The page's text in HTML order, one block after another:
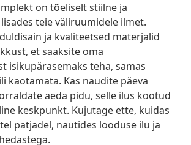
on tõeliselt stiilne ja
teie väliruumidele ilmet.
ja kvaliteetsed materjalid
et saaksite oma
isikupärasemaks teha, samas
kaotamata. Kas naudite päeva
aeda pidu, selle ilus kootud
keskpunkt. Kujutage ette, kuidas
patjadel, nautides looduse ilu ja